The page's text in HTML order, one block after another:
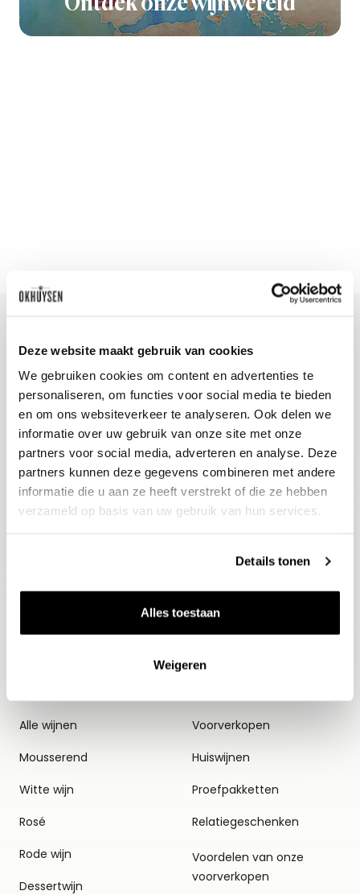
Deze website maakt gebruik van cookies
We gebruiken cookies om content en advertenties te
personaliseren, om functies voor social media te bieden
en om ons websiteverkeer te analyseren. Ook delen we
informatie over uw gebruik van onze site met onze
partners voor social media, adverteren en analyse. Deze
partners kunnen deze gegevens combineren met andere
informatie die u aan ze heeft verstrekt of die ze hebben
verzameld op basis van uw gebruik van hun services.
Details tonen
Alles toestaan
Weigeren
Blijf op de hoogte
Ontvang het laatste wijnnieuws, proeverijen en
evenementen
E-mailadres
Aanmelden
Alle wijnen
Mousserend
Witte wijn
Rosé
Rode wijn
Dessertwijn
Thema's
Voorverkopen
Huiswijnen
Proefpakketten
Relatiegeschenken
Voordelen van onze
voorverkopen